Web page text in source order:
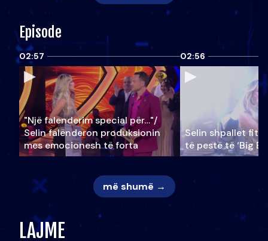
Episode
02:57
"Një falenderim special për…"/
Selin falënderon produksionin
mes emocionesh të forta
02:56
Selin shpallet
të pestë të ‘Big
më shumë →
LAJME